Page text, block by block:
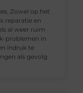
Zowel op het
reparatie en
al weer ruim
problemen in
indruk te
als gevolg